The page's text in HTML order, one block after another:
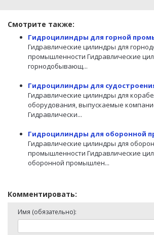
Смотрите также:
Гидроцилиндры для горной
Гидравлические цилиндры для
промышленности Гидравлические
горнодобывающ...
Гидроцилиндры для
Гидравлические цилиндры для
оборудования, выпускаемые
Гидравлически...
Гидроцилиндры для оборонной
Гидравлические цилиндры для
промышленности Гидравлические
оборонной промышлен...
Комментировать:
Имя (обязательно):